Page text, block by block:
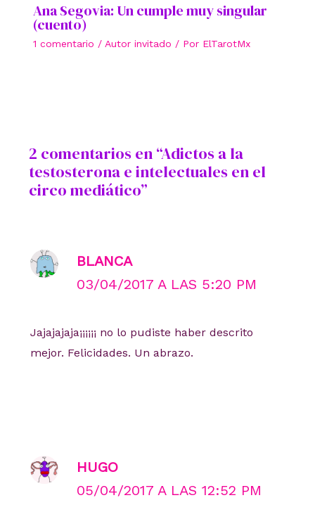
Ana Segovia: Un cumple muy singular
(cuento)
1 comentario /Autor invitado / Por ElTarotMx
2 comentarios en “Adictos a la
testosterona e intelectuales en el
circo mediático”
BLANCA
03/04/2017 A LAS 5:20 PM
Jajajajaja¡¡¡¡¡¡ no lo pudiste haber descrito
mejor. Felicidades. Un abrazo.
HUGO
05/04/2017 A LAS 12:52 PM